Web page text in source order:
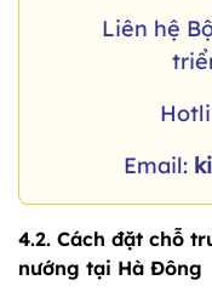
Liên hệ
Email:
4.2. Cách đặt chỗ
nướng tại Hà Đông